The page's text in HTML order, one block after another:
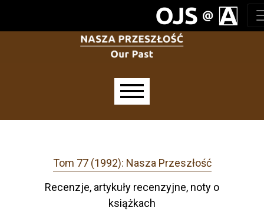
Tom 77 (1992): Nasza Przeszłość
Recenzje, artykuły recenzyjne, noty o
książkach